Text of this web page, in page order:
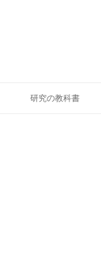
content
研究の教科書